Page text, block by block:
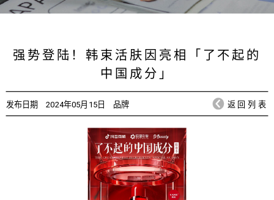
强势登陆！韩束活肤因亮相「了不起的
中国成分」
发布日期 2024年05月15日 品牌 返回列表